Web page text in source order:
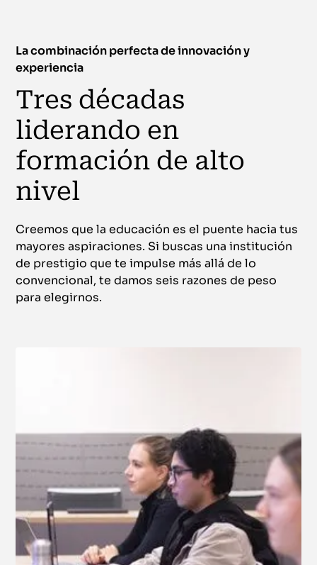
La combinación perfecta de innovación y
experiencia
Tres décadas
liderando en
formación de alto
nivel
Creemos que la educación es el puente hacia tus
mayores aspiraciones. Si buscas una institución
de prestigio que te impulse más allá de lo
convencional, te damos seis razones de peso
para elegirnos.